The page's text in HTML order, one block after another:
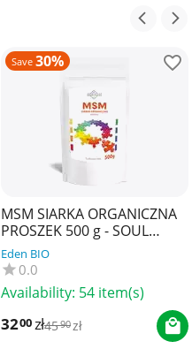
Save 30%
MSM SIARKA ORGANICZNA
PROSZEK 500 g - SOUL
FARM
Eden BIO
0.0
Availability: 54 item(s)
3200zł4590zł